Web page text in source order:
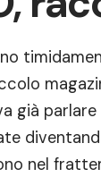
già
nel